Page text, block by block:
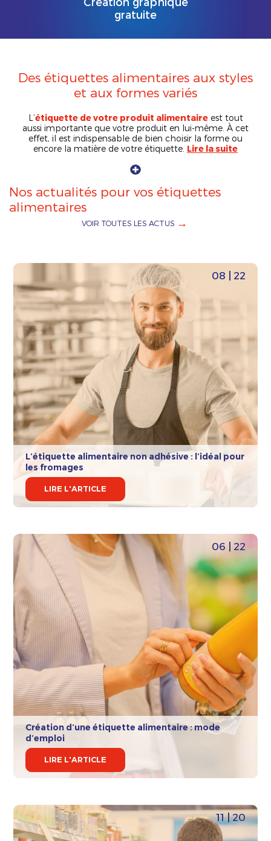
gratuite
Des étiquettes alimentaires aux styles
et aux formes variés
L’étiquette de votre produit alimentaireest tout
aussi importante que votre produit en lui-même. À cet
effet, il est indispensable de bien choisir la forme ou
encore la matière de votre étiquette.
Nos actualités pour vos étiquettes
alimentaires
VOIR TOUTES LES ACTUS
08 | 22
L’étiquette alimentaire non adhésive : l’idéal pour
les fromages
LIRE L'ARTICLE
06 | 22
Création d’une étiquette alimentaire : mode
d’emploi
LIRE L'ARTICLE
11 | 20